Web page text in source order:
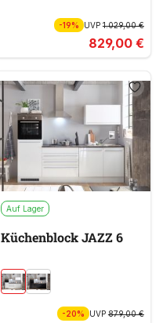
-19% UVP1.029,00 €
829,00 €
Auf Lager
Küchenblock JAZZ 6
-20% UVP879,00 €